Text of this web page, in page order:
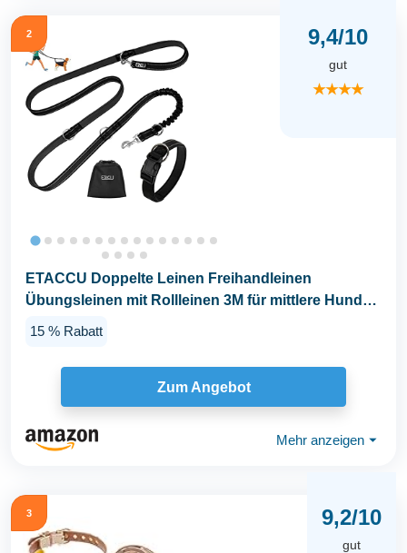
2 9,4/10
gut
★★★★
ETACCU Doppelte Leinen Freihandleinen
Übungsleinen mit Rollleinen 3M für mittlere Hunde
15 % Rabatt
Zum Angebot
Mehr anzeigen ⏷
3 9,2/10
gut